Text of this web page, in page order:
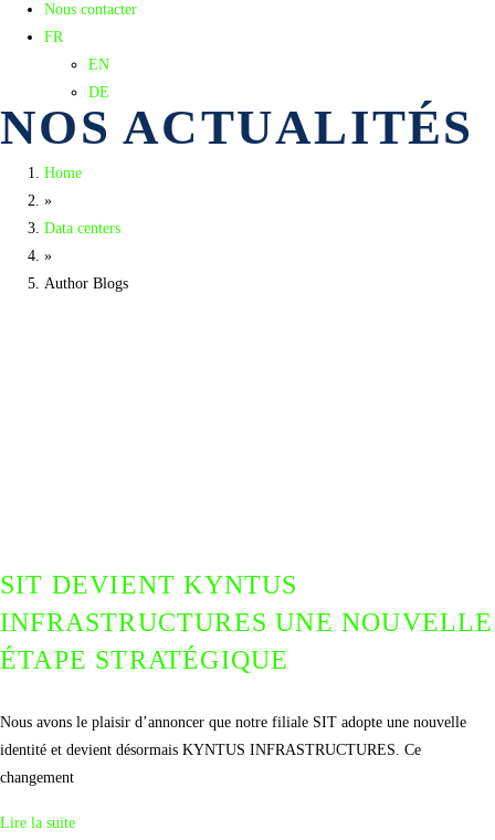
Nous contacter
FR
EN
DE
NOS ACTUALITÉS
Home
»
Data centers
»
Author Blogs
SIT DEVIENT KYNTUS
INFRASTRUCTURES UNE NOUVELLE
ÉTAPE STRATÉGIQUE
Nous avons le plaisir d’annoncer que notre filiale SIT adopte une nouvelle
identité et devient désormais KYNTUS INFRASTRUCTURES. Ce
changement
Lire la suite